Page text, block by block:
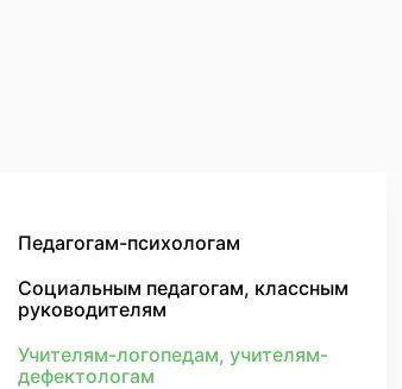
Педагогам-психологам
Социальным педагогам, классным
руководителям
Учителям-логопедам, учителям-
дефектологам